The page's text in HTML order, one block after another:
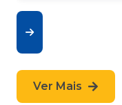
Ver Mais